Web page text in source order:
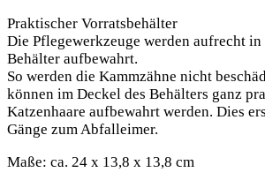
Praktischer Vorratsbehälter
Die Pflegewerkzeuge werden aufrecht
Behälter aufbewahrt.
So werden die Kammzähne nicht
können im Deckel des Behälters ganz
Katzenhaare aufbewahrt werden. Dies
Gänge zum Abfalleimer.
Maße: ca. 24 x 13,8 x 13,8 cm